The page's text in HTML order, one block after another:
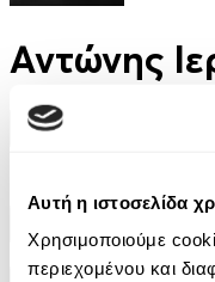
Αυτή η ιστοσελίδα
Χρησιμοποιούμε
περιεχομένου και
Αντώνης
Φίλτρα
Συγγραφείς